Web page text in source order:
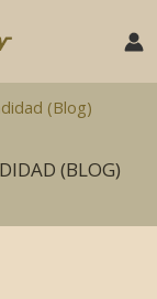
(Blog)
(BLOG)